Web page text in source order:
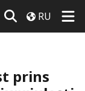
RU
prins